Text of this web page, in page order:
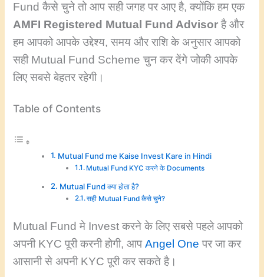
Fund कैसे चुने तो आप सही जगह पर आए है, क्योंकि हम एक
AMFI Registered Mutual Fund Advisor है और
हम आपको आपके उद्देश्य, समय और राशि के अनुसार आपको
सही Mutual Fund Scheme चुन कर देंगे जोकी आपके
लिए सबसे बेहतर रहेगी।
Table of Contents
Mutual Fund me Kaise Invest Kare in Hindi
Mutual Fund KYC करने के Documents
Mutual Fund क्या होता है?
सही Mutual Fund कैसे चुने?
Mutual Fund मे Invest करने के लिए सबसे पहले आपको
अपनी KYC पूरी करनी होगी, आपAngel One पर जा कर
आसानी से अपनी KYC पूरी कर सकते है।